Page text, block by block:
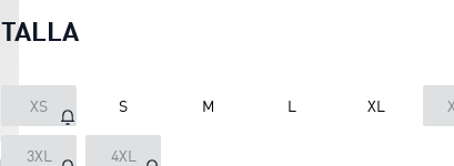
TALLA
XS S M L XL
3XL 4XL